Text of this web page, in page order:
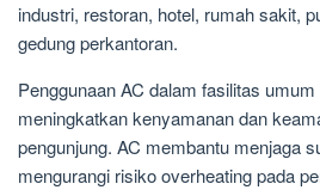
industri, restoran, hotel, rumah sakit,
gedung perkantoran.
Penggunaan AC dalam fasilitas
meningkatkan kenyamanan dan
pengunjung. AC membantu menjaga
mengurangi risiko overheating pada